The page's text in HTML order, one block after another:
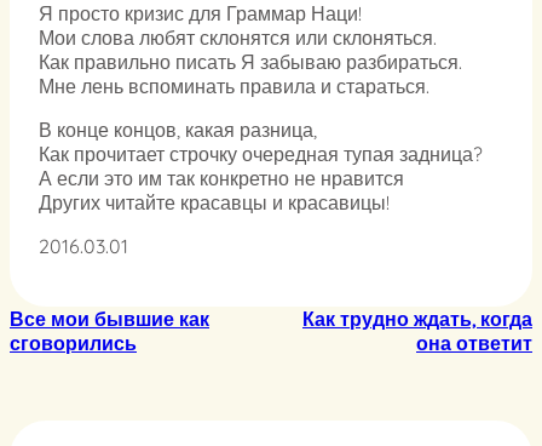
Я просто кризис для Граммар Наци!
Мои слова любят склонятся или склоняться.
Как правильно писать Я забываю разбираться.
Мне лень вспоминать правила и стараться.
В конце концов, какая разница,
Как прочитает строчку очередная тупая задница?
А если это им так конкретно не нравится
Других читайте красавцы и красавицы!
2016.03.01
Все мои бывшие как
сговорились
Как трудно ждать, когда
она ответит